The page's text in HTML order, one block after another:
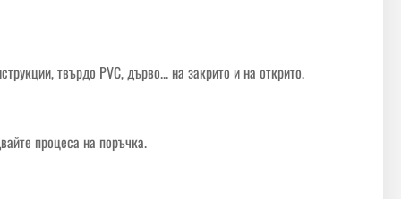
твърдо PVC, дърво... на закрито и на открито.
процеса на поръчка.